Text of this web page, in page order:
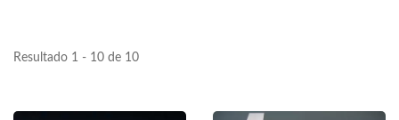
Resultado 1 - 10 de 10